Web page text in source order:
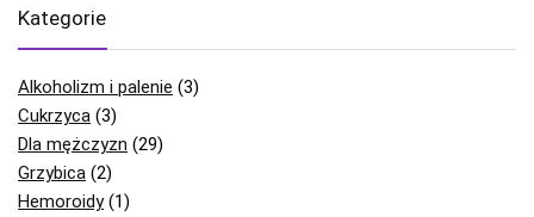
Kategorie
Alkoholizm i palenie (3)
Cukrzyca (3)
Dla mężczyzn (29)
Grzybica (2)
Hemoroidy(1)